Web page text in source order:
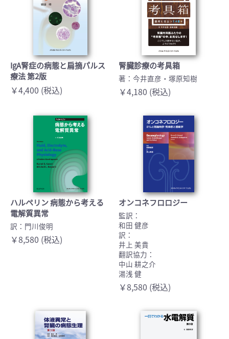
IgA腎症の病態と扁摘パルス
療法 第2版
￥4,400 (税込)
腎臓診療の考具箱
著：今井直彦・塚原知樹
￥4,180 (税込)
ハルペリン 病態から考える
電解質異常
訳：門川俊明
￥8,580 (税込)
オンコネフロロジー
監訳：
和田 健彦
訳：
井上 美貴
翻訳協力：
中山 耕之介
湯浅 健
￥8,580 (税込)